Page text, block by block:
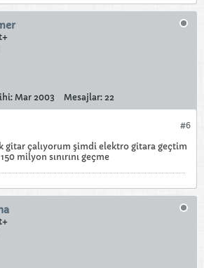
Mar 2003 Mesajlar: 22
#6
gitar çalıyorum şimdi elektro gitara geçtim
milyon sınırını geçme